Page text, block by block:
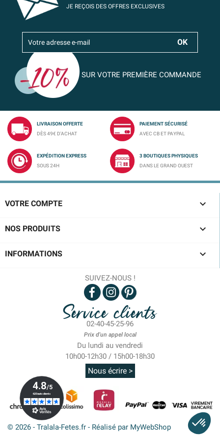
JE REÇOIS DES OFFRES EXCLUSIVES
SUR VOTRE PREMIÈRE COMMANDE
LIVRAISON OFFERTE
DÈS 49€ D'ACHAT
PAIEMENT SÉCURISÉ
AVEC CB ET PAYPAL
EXPÉDITION EXPRESS
SOUS 24H
3 BOUTIQUES PHYSIQUES
DANS LE GRAND OUEST
VOTRE COMPTE 
NOS PRODUITS 
INFORMATIONS 
SUIVEZ-NOUS !
Service clients
02-40-45-25-96
Prix d'un appel local
Du lundi au vendredi
10h00-12h30 / 15h00-18h30
Nous écrire >
© 2026 - Tralala-Fetes.fr - Réalisé par MyWebShop